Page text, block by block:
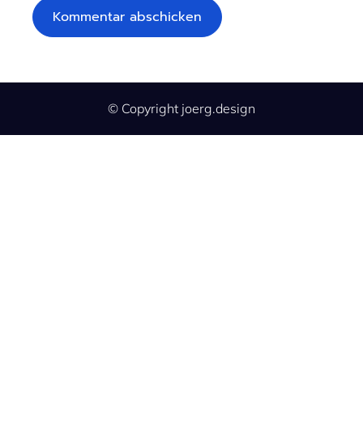
© Copyright joerg.design